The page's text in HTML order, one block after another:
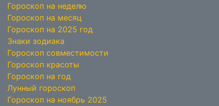
Гороскоп на неделю
Гороскоп на месяц
Гороскоп на 2025 год
Знаки зодиака
Гороскоп совместимости
Гороскоп красоты
Гороскоп на год
Лунный гороскоп
Гороскоп на ноябрь 2025